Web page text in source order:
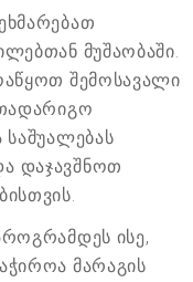
მუშაობაში.
შემოსავალი
დაჯავშნოთ
ისე,
მარაგის